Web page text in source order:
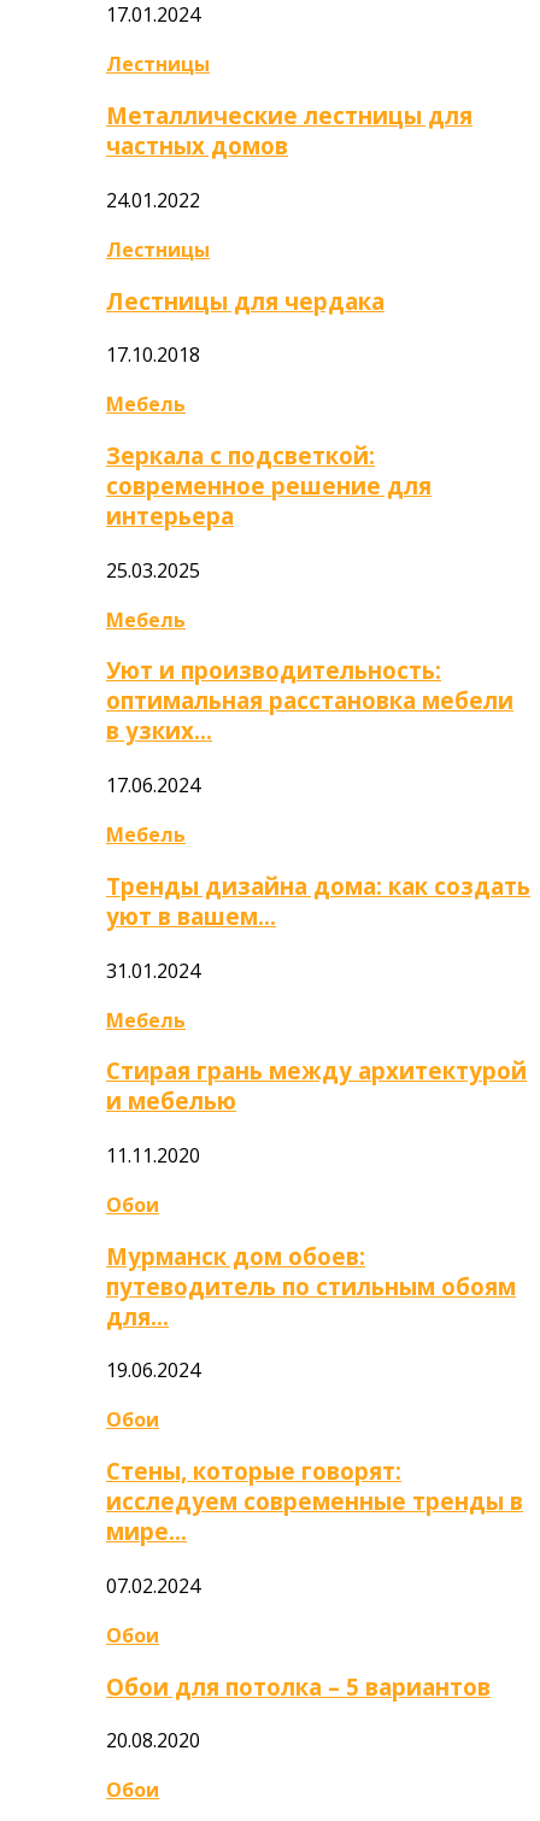
17.01.2024
Лестницы
Металлические лестницы для
частных домов
24.01.2022
Лестницы
Лестницы для чердака
17.10.2018
Мебель
Зеркала с подсветкой:
современное решение для
интерьера
25.03.2025
Мебель
Уют и производительность:
оптимальная расстановка мебели
в узких…
17.06.2024
Мебель
Тренды дизайна дома: как создать
уют в вашем…
31.01.2024
Мебель
Стирая грань между архитектурой
и мебелью
11.11.2020
Обои
Мурманск дом обоев:
путеводитель по стильным обоям
для…
19.06.2024
Обои
Стены, которые говорят:
исследуем современные тренды в
мире…
07.02.2024
Обои
Обои для потолка – 5 вариантов
20.08.2020
Обои